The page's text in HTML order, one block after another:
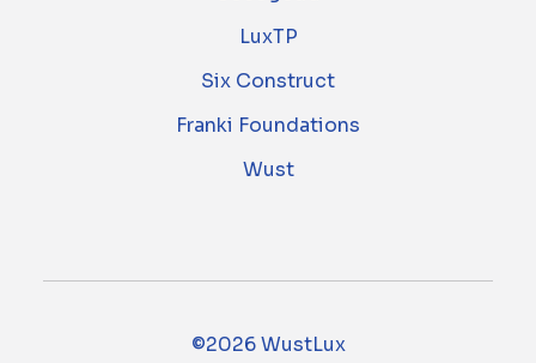
LuxTP
Six Construct
Franki Foundations
Wust
©2026 WustLux